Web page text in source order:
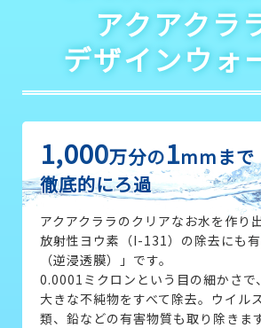
アクアクラ
デザインウォ
1,000万分の1mmまで
徹底的にろ過
アクアクララのクリアなお水を作り
放射性ヨウ素（I-131）の除去にも
（逆浸透膜）」です。
0.0001ミクロンという目の細かさで
大きな不純物をすべて除去。ウイル
類、鉛などの有害物質も取り除きます